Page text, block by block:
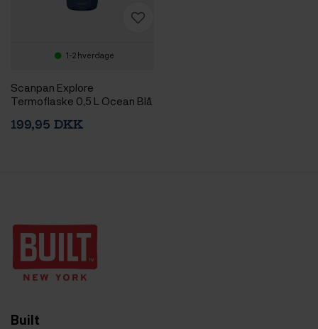
1-2 hverdage
Scanpan Explore
Termoflaske 0,5 L Ocean Blå
199,95 DKK
Built